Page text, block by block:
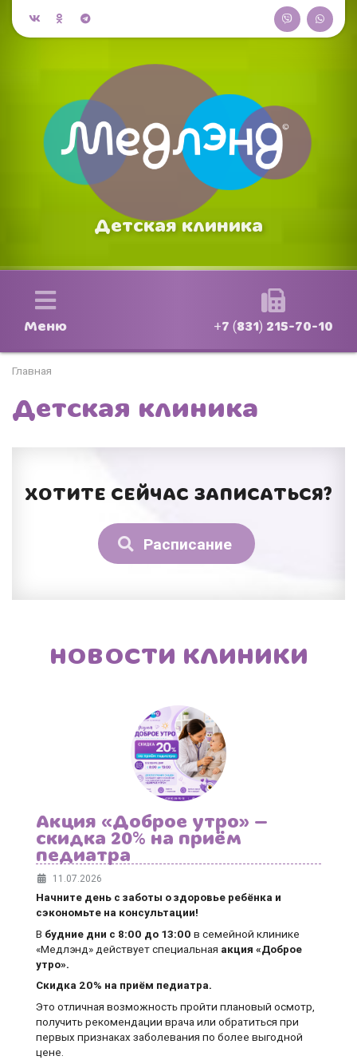
Детская клиника
Меню +7 (831) 215-70-10
Главная
Детская клиника
ХОТИТЕ СЕЙЧАС ЗАПИСАТЬСЯ?
Расписание
НОВОСТИ КЛИНИКИ
Акция «Доброе утро» —
скидка 20% на приём
педиатра
11.07.2026
Начните день с заботы о здоровье ребёнка и
сэкономьте на консультации!
В будние дни с 8:00 до 13:00 в семейной клинике
«Медлэнд» действует специальная акция «Доброе
утро».
Скидка 20% на приём педиатра.
Это отличная возможность пройти плановый осмотр,
получить рекомендации врача или обратиться при
первых признаках заболевания по более выгодной
цене.